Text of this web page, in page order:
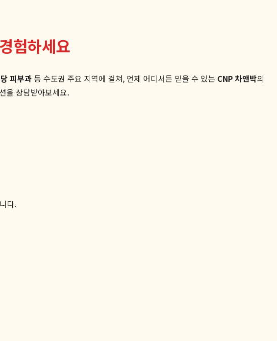
험하세요
피부과 등 수도권 주요 지역에 걸쳐, 언제 어디서든 믿을 수 있는 CNP 차앤박의
을 상담받아보세요.
다.